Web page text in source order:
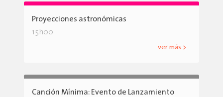
Proyecciones astronómicas
15h00
ver más >
Canción Mínima: Evento de Lanzamiento